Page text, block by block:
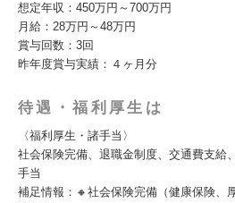
想定年収：450万円～700万円
月給：28万円～48万円
賞与回数：3回
昨年度賞与実績：４ヶ月分
待遇・福利厚生は
〈福利厚生・諸手当〉
社会保険完備、退職金制度、交通費支給
手当
補足情報：🔸社会保険完備（健康保険、